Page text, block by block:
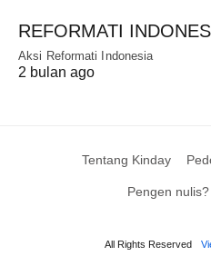
REFORMATI
Aksi Reformati Indonesia
2 bulan ago
Tentang Kinday
Pengen
All Rights Reserved